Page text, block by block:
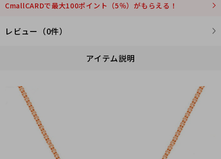
CmallCARDで最大100ポイント（5％）がもらえる！
レビュー（0件）
アイテム説明